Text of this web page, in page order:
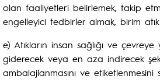
olan faaliyetleri belirlemek, takip
engelleyici tedbirler almak, birim
e) Atıkların insan sağlığı ve
giderecek veya en aza indirecek
ambalajlanmasını ve